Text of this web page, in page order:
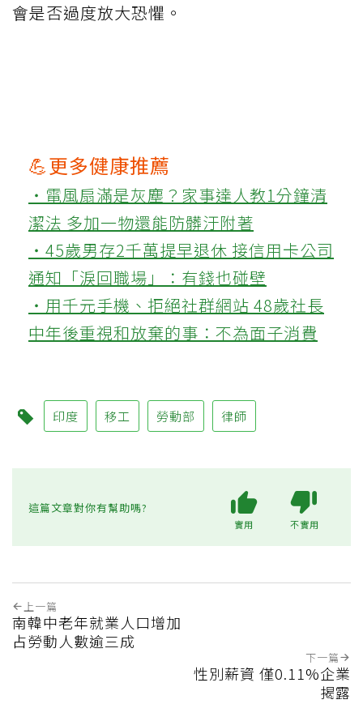
會是否過度放大恐懼。
💪更多健康推薦
‧電風扇滿是灰塵？家事達人教1分鐘清
潔法 多加一物還能防髒汙附著
‧45歲男存2千萬提早退休 接信用卡公司
通知「淚回職場」：有錢也碰壁
‧用千元手機、拒絕社群網站 48歲社長
中年後重視和放棄的事：不為面子消費
印度 移工 勞動部 律師
這篇文章對你有幫助嗎?
實用 不實用
上一篇
南韓中老年就業人口增加
占勞動人數逾三成
下一篇
性別薪資 僅0.11%企業
揭露